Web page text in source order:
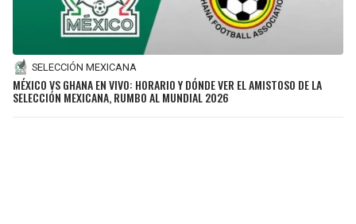
SELECCIÓN MEXICANA
MÉXICO VS GHANA EN VIVO: HORARIO Y DÓNDE VER EL AMISTOSO DE LA
SELECCIÓN MEXICANA, RUMBO AL MUNDIAL 2026